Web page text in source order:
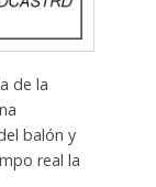
de la
balón y
real la